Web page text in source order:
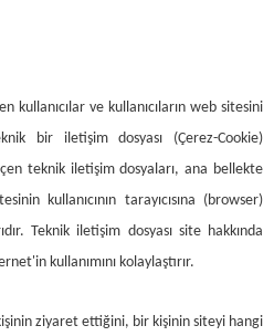
kullanıcılar ve kullanıcıların web sitesini
bir iletişim dosyası (Çerez-Cookie)
teknik iletişim dosyaları, ana bellekte
kullanıcının tarayıcısına (browser)
Teknik iletişim dosyası site hakkında
kullanımını kolaylaştırır.
ziyaret ettiğini, bir kişinin siteyi hangi